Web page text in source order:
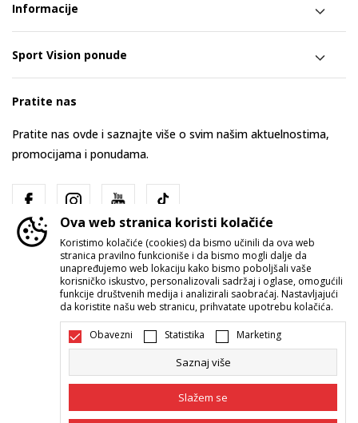
Informacije
Sport Vision ponude
Pratite nas
Pratite nas ovde i saznajte više o svim našim aktuelnostima,
promocijama i ponudama.
Srbija Promenite
Nastojimo da budemo što precizniji u opisu proizvoda, prikazu slika i
Ova web stranica koristi kolačiće
Koristimo kolačiće (cookies) da bismo učinili da ova web
stranica pravilno funkcioniše i da bismo mogli dalje da
unapređujemo web lokaciju kako bismo poboljšali vaše
korisničko iskustvo, personalizovali sadržaj i oglase, omogućili
funkcije društvenih medija i analizirali saobraćaj. Nastavljajući
da koristite našu web stranicu, prihvatate upotrebu kolačića.
Obavezni Statistika Marketing
Saznaj više
Slažem se